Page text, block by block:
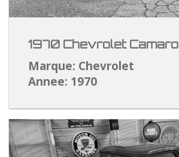
1970 Chevrolet Camaro
Marque: Chevrolet
Annee: 1970